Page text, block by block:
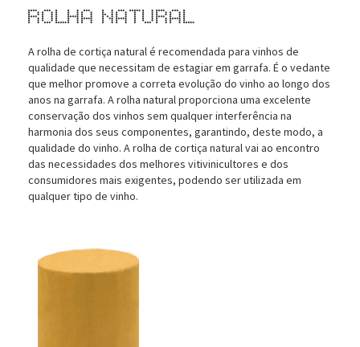
Rolha Natural
A rolha de cortiça natural é recomendada para vinhos de
qualidade que necessitam de estagiar em garrafa. É o vedante
que melhor promove a correta evolução do vinho ao longo dos
anos na garrafa. A rolha natural proporciona uma excelente
conservação dos vinhos sem qualquer interferência na
harmonia dos seus componentes, garantindo, deste modo, a
qualidade do vinho. A rolha de cortiça natural vai ao encontro
das necessidades dos melhores vitivinicultores e dos
consumidores mais exigentes, podendo ser utilizada em
qualquer tipo de vinho.